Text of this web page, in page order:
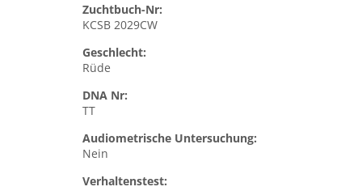
Zuchtbuch-Nr:
KCSB 2029CW
Geschlecht:
Rüde
DNA Nr:
TT
Audiometrische Untersuchung:
Nein
Verhaltenstest: